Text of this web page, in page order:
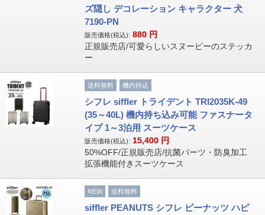
ズ隠し デコレーション キャラクター 犬
7190-PN
販売価格(税込): 880 円
正規販売店/可愛らしいスヌーピーのステッカ
ー
送料無料 機内持込
シフレ siffler トライデント TRI2035K-49
(35～40L) 機内持ち込み可能 ファスナータ
イプ 1～3泊用 スーツケース
販売価格(税込): 15,400 円
50%OFF/正規販売店/抗菌パーツ・防臭加工
拡張機能付きスーツケース
NEW 送料無料
siffler PEANUTS シフレ ピーナッツ ハピ